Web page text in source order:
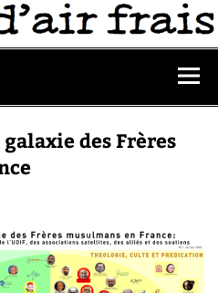
des Frères